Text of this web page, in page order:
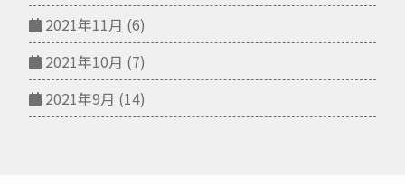
2021年11月 (6)
2021年10月 (7)
2021年9月 (14)